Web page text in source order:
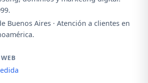
Buenos Aires · Atención a clientes en